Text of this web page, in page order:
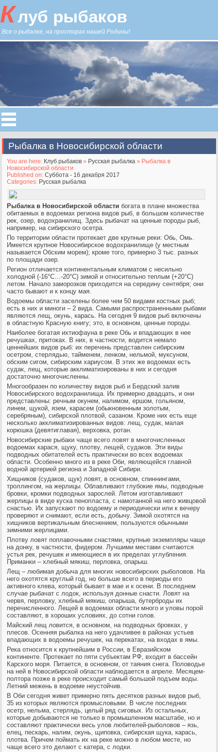
Клуб рыбаков
Все о рыбалке, на просторах нашей Родины!
Рыбалка в Новосибирской области
You are here: Клуб рыбаков » Русская рыбалка » Рыбалка в
Новосибирской области
Published on:Суббота - 16 декабря 2017
Categories: Русская рыбалка
Рыбалка в Новосибирской области богата в плане множества
обитаемых в водоемах региона видов рыб, в большом количестве
рек, озер, водохранилищ. Здесь рыбачат на ценные породы рыб,
например, на сибирского осетра.
По территории области протекает две крупные реки: Обь, Омь.
Имеется крупное Новосибирское водохранилище (у местным
называется Обским морем); кроме того, примерно 3 тыс. разных
по площади озер.
Регион отличается континентальным климатом с несильно
холодной (-16°С…-20°С) зимой и относительно теплым (+20°С)
летом. Начало заморозков приходится на середину сентября; они
часто бывают и к концу мая.
Водоемы области заселены более чем 50 видами костных рыб;
есть в них и миноги – 2 вида. Самыми распространенными рыбами
являются лещ, окунь, карась. На сегодня 9 видов рыб включены
в областную Красную книгу; это, в основном, ценные породы.
Наиболее богатая ихтиофауна в реке Обь и впадающих в нее
речушках, притоках. В них, в частности, водится немало
ценнейших видов рыб: их перечень представлен сибирским
осетром, стерлядью, тайменем, ленком, нельмой, муксуном,
обским сигом, сибирским хариусом. В этих же водоемах есть
судак, лещ, которые акклиматизированы в них и сегодня
достаточно многочисленны.
Многообразен по количеству видов рыб и Бердский залив
Новосибирского водохранилища. Их примерно двадцать, и они
представлены: речным окунем, налимом, ершом, гольяном,
линем, щукой, язем, карасем (обыкновенным золотым,
серебряным), сибирской плотвой, сазаном. Кроме них есть еще
несколько акклиматизированных видов: лещ, судак, малая
корюшка (девятиглавая), верховка, ротан.
Новосибирские рыбаки чаще всего ловят в многочисленных
водоемах карася, щуку, плотву, лещей, судаков. Эти виды
подводных обитателей есть практически во всех водоемах
области. Особенно много из в реке Оби, являющейся главной
водной артерией региона и Западной Сибири.
Хищников (судаков, щук) ловят, в основном, спиннингами,
троллингом, на жерлицы. Облавливают глубокие ямы, подводные
бровки, кромки подводных зарослей. Летом изготавливают
жерлицы в виде куска пенопласта, с намотанной на него живцовой
снастью. Их запускают по водоему и периодически или к вечеру
проверяют и снимают, если есть, добычу. Зимой охотятся на
хищников вертикальным блеснением, пользуются обычными
зимними жерлицами.
Плотву ловят поплавочными снастями, крупные экземпляры чаще
на донку, в частности, фидером. Лучшими местами считаются
устья рек, речушек и имеющиеся в их пределах углубления.
Приманки – хлебный мякиш, перловка, опарыш.
Лещ – любимая добыча для многих новосибирских рыболовов. На
него охотятся круглый год, но больше всего в периоды его
активного клева, который бывает в мае и к осени. В последнем
случае рыбачат с лодок, используя донные снасти. Ловят на
червя, перловку, хлебный мякиш, опарыша, бутерброды их
перечисленного. Лещей в водоемах области много и уловы порой
составляют, в хороших условиях, до сотни голов.
Майский лещ ловится, в основном, на подводных бровках, у
плесов. Осенняя рыбалка на него удачливее в районах устьев
впадающих в водоемы речушек, на перекатах, на входах в ямы.
Река относится к крупнейшим в России, в Евразийском
континенте. Протекает по пяти субъектам РФ, входит в бассейн
Карского моря. Питается, в основном, от таяния снега. Половодье
на ней в Новосибирской области наблюдается в апреле. Месяцем-
полтора позже в реке происходит самый большой подъем воды.
Летний межень в водоеме неустойчив.
В Оби сегодня живет примерно пять десятков разных видов рыб,
35 из которых являются промысловыми. В числе последних
осетр, нельма, стерлядь, целый ряд сиговых. Из остальных,
которые добываются не только в промышленном масштабе, но и
составляют практически весь улов любителей-рыболовов – язь,
елец, пескарь, налим, окунь, щиповка, сибирская щука, карась,
плотва. Причем поймать их на реке можно в любом месте, но
чаще всего это делают с катера, с лодки.